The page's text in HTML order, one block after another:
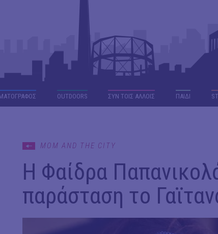
OUTDΟORS ΣΥΝ ΤΟΙΣ ΑΛΛΟΙΣ ΠΑΙΔΙ
MOM AND THE CITY
Η Φαίδρα
παράσταση το